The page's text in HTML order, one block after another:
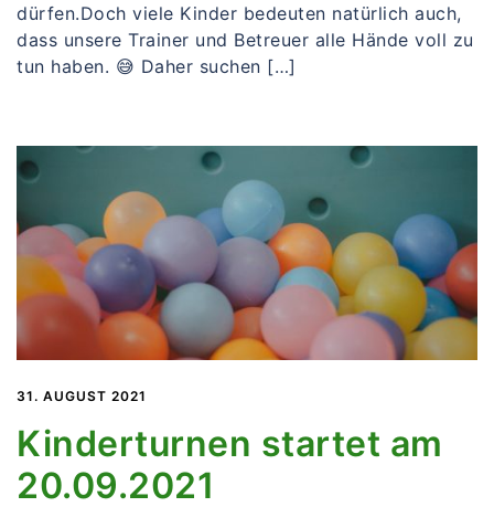
dürfen.Doch viele Kinder bedeuten natürlich auch,
dass unsere Trainer und Betreuer alle Hände voll zu
tun haben. 😅 Daher suchen […]
31. AUGUST 2021
Kinderturnen startet am
20.09.2021